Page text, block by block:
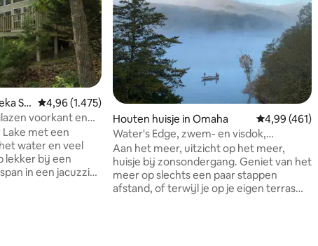
Sp Gemiddelde beoordeling van 4,96 uit 5, 1.475 recensies
4,96 (1.475)
voorkant en
meer
Lake met een
water en veel
in een jacuzzi
Houten huisje in Omaha Gemiddelde
4,99 (461)
Water's Edge, zwem- en visdok,
bubbelbad, Branson
Aan het meer, uitzicht op het meer,
huisje bij zonsondergang. Geniet van het
meer op slechts een paar stappen
afstand, of terwijl je op je eigen terras